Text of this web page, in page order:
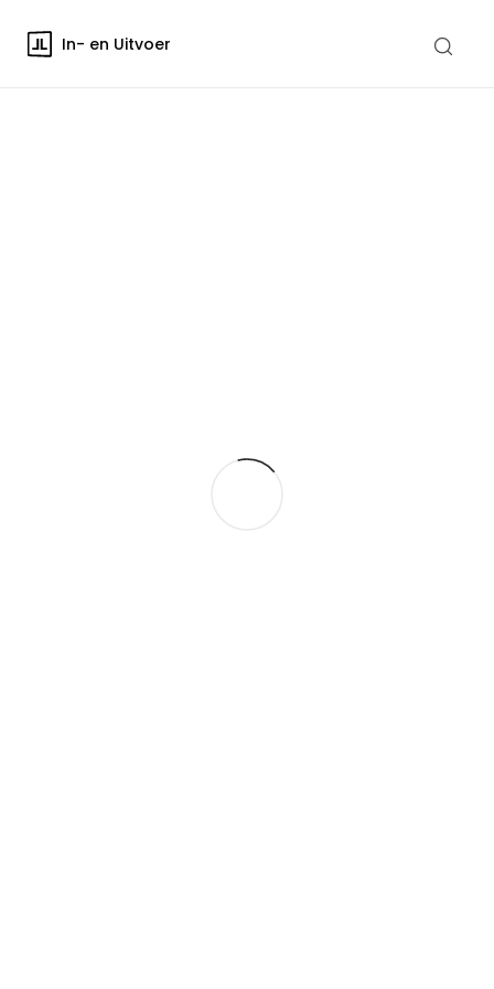
In- en Uitvoer